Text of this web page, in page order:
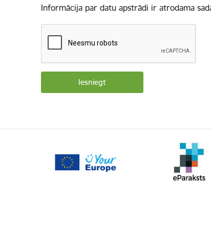
Informācija par datu apstrādi ir atrodama